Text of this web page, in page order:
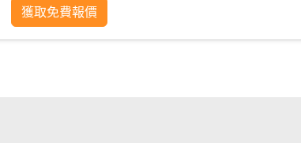
獲取免費報價